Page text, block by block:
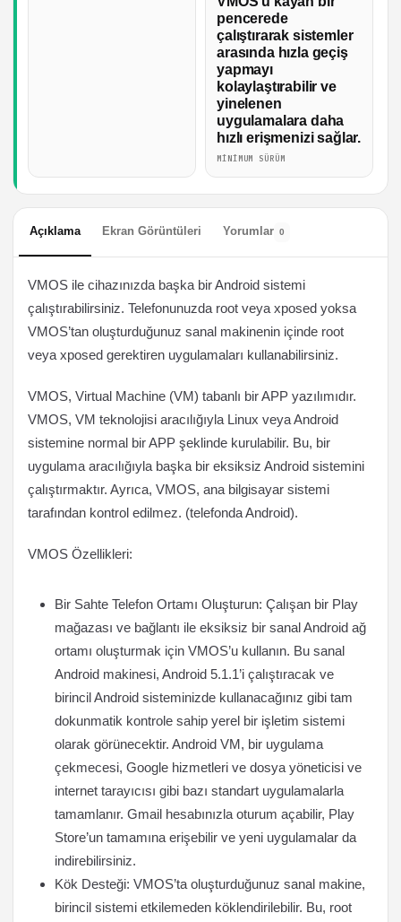
pencerede
çalıştırarak sistemler
arasında hızla geçiş
yapmayı
kolaylaştırabilir ve
yinelenen
uygulamalara daha
hızlı erişmenizi sağlar.
MINIMUM SÜRÜM
Açıklama Ekran Görüntüleri Yorumlar 0
VMOS ile cihazınızda başka bir Android sistemi
çalıştırabilirsiniz. Telefonunuzda root veya xposed yoksa
VMOS’tan oluşturduğunuz sanal makinenin içinde root
veya xposed gerektiren uygulamaları kullanabilirsiniz.
VMOS, Virtual Machine (VM) tabanlı bir APP yazılımıdır.
VMOS, VM teknolojisi aracılığıyla Linux veya Android
sistemine normal bir APP şeklinde kurulabilir. Bu, bir
uygulama aracılığıyla başka bir eksiksiz Android sistemini
çalıştırmaktır. Ayrıca, VMOS, ana bilgisayar sistemi
tarafından kontrol edilmez. (telefonda Android).
VMOS Özellikleri:
Bir Sahte Telefon Ortamı Oluşturun: Çalışan bir Play
mağazası ve bağlantı ile eksiksiz bir sanal Android ağ
ortamı oluşturmak için VMOS’u kullanın. Bu sanal
Android makinesi, Android 5.1.1’i çalıştıracak ve
birincil Android sisteminizde kullanacağınız gibi tam
dokunmatik kontrole sahip yerel bir işletim sistemi
olarak görünecektir. Android VM, bir uygulama
çekmecesi, Google hizmetleri ve dosya yöneticisi ve
internet tarayıcısı gibi bazı standart uygulamalarla
tamamlanır. Gmail hesabınızla oturum açabilir, Play
Store’un tamamına erişebilir ve yeni uygulamalar da
indirebilirsiniz.
Kök Desteği: VMOS’ta oluşturduğunuz sanal makine,
birincil sistemi etkilemeden köklendirilebilir. Bu, root